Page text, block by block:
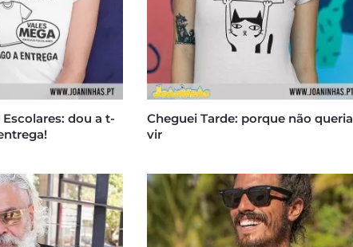
Escolares: dou a t-
Cheguei Tarde: porque não queria
vir